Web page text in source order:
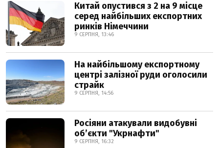
Китай опустився з 2 на 9 місце
серед найбільших експортних
ринків Німеччини
9 СЕРПНЯ, 13:46
На найбільшому експортному
центрі залізної руди оголосили
страйк
9 СЕРПНЯ, 14:56
Росіяни атакували видобувні
обʼєкти "Укрнафти"
9 СЕРПНЯ, 16:32